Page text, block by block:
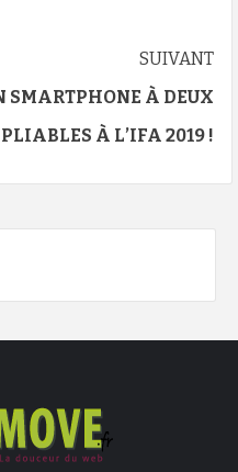
SUIVANT
SMARTPHONE À DEUX
À L’IFA 2019 !